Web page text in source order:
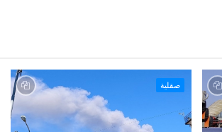
صقلية